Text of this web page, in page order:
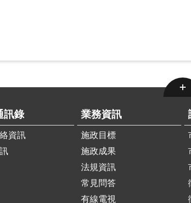
訊錄
資訊
業務資訊
施政目標
施政成果
法規資訊
常見問答
有線電視